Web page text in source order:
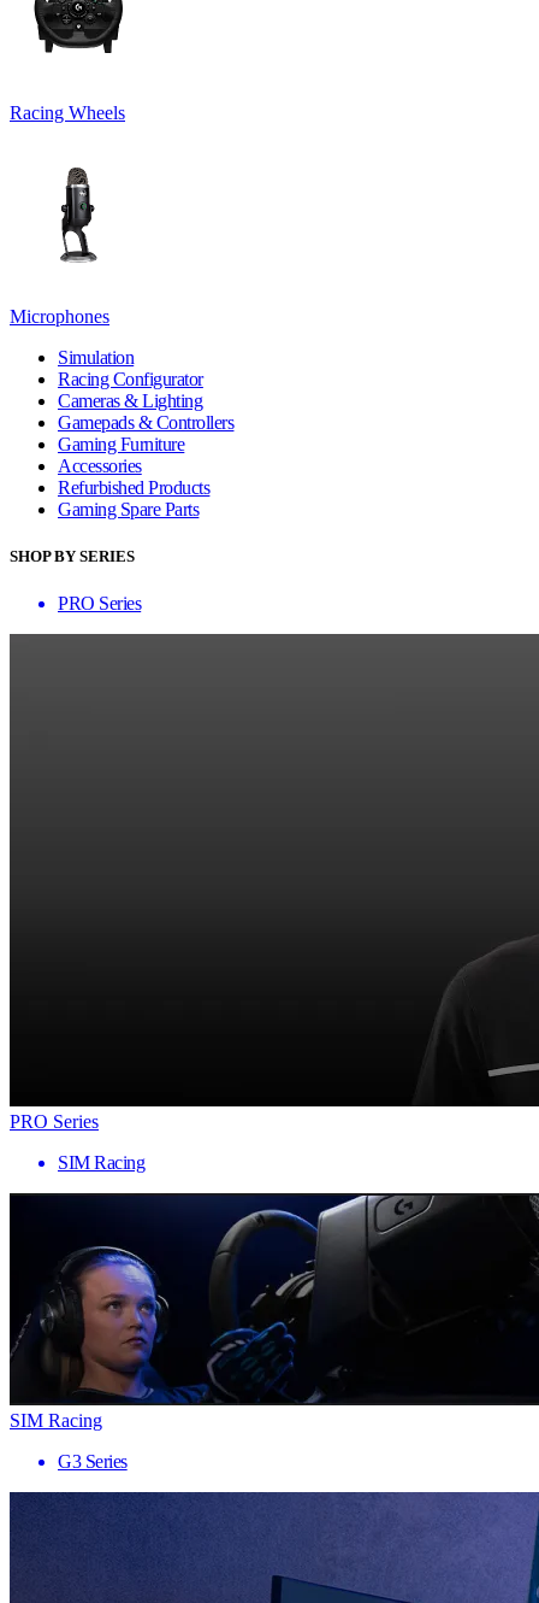
Racing Wheels
Microphones
Simulation
Racing Configurator
Cameras & Lighting
Gamepads & Controllers
Gaming Furniture
Accessories
Refurbished Products
Gaming Spare Parts
SHOP BY SERIES
PRO Series
PRO Series
SIM Racing
SIM Racing
G3 Series